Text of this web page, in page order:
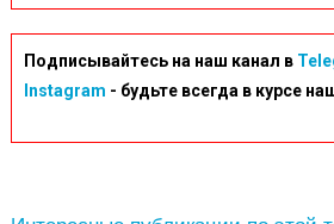
Подписывайтесь на наш канал в
Instagram - будьте всегда в курсе